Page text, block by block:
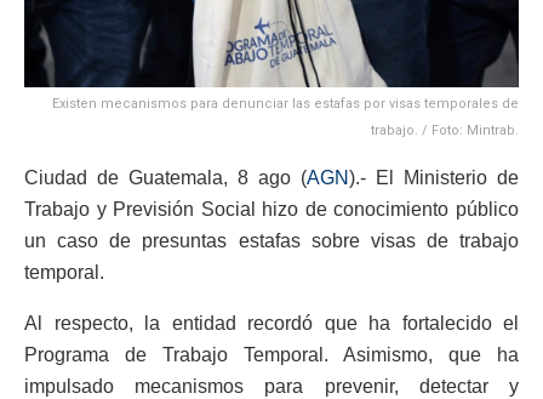
Existen mecanismos para denunciar las estafas por visas temporales de
trabajo. / Foto: Mintrab.
Ciudad de Guatemala, 8 ago (AGN).- El Ministerio de
Trabajo y Previsión Social hizo de conocimiento público
un caso de presuntas estafas sobre visas de trabajo
temporal.
Al respecto, la entidad recordó que ha fortalecido el
Programa de Trabajo Temporal. Asimismo, que ha
impulsado mecanismos para prevenir, detectar y